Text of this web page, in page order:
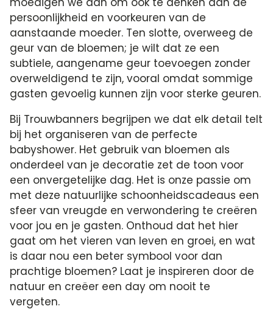
persoonlijkheid en voorkeuren van de
aanstaande moeder. Ten slotte, overweeg de
geur van de bloemen; je wilt dat ze een
subtiele, aangename geur toevoegen zonder
overweldigend te zijn, vooral omdat sommige
gasten gevoelig kunnen zijn voor sterke geuren.
Bij Trouwbanners begrijpen we dat elk detail telt
bij het organiseren van de perfecte
babyshower. Het gebruik van bloemen als
onderdeel van je decoratie zet de toon voor
een onvergetelijke dag. Het is onze passie om
met deze natuurlijke schoonheidscadeaus een
sfeer van vreugde en verwondering te creëren
voor jou en je gasten. Onthoud dat het hier
gaat om het vieren van leven en groei, en wat
is daar nou een beter symbool voor dan
prachtige bloemen? Laat je inspireren door de
natuur en creëer een day om nooit te
vergeten.